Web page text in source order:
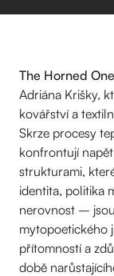
The Horned
Adriána Krišky,
kovářství a
Skrze procesy
konfrontují
strukturami,
identita, politika
nerovnost –
mytopoetického
přítomností a
době